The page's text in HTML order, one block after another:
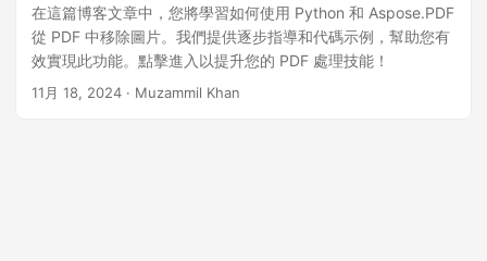
在這篇博客文章中，您將學習如何使用 Python 和 Aspose.PDF
從 PDF 中移除圖片。我們提供逐步指導和代碼示例，幫助您有
效實現此功能。點擊進入以提升您的 PDF 處理技能！
11月 18, 2024 · Muzammil Khan